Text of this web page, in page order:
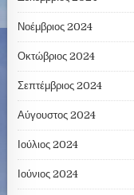
Νοέμβριος 2024
Οκτώβριος 2024
Σεπτέμβριος 2024
Αύγουστος 2024
Ιούλιος 2024
Ιούνιος 2024